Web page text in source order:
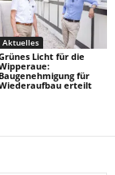
Aktuelles
Licht für die
Baugenehmigung für
erteilt